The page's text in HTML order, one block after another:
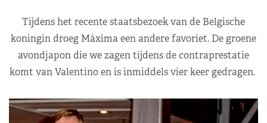
Tijdens het recente staatsbezoek van de Belgische
koningin droeg Máxima een andere favoriet. De groene
avondjapon die we zagen tijdens de contraprestatie
komt van Valentino en is inmiddels vier keer gedragen.